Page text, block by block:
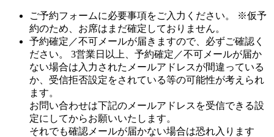
ご予約フォームに必要事項をご入力ください。
※仮予
約のため、お席はまだ確定しておりません。
予約確定／不可メールが届きますので、必ずご確認く
ださい。 3営業日以上、予約確定／不可メールが届か
ない場合は入力されたメールアドレスが間違っている
か、受信拒否設定をされている等の可能性が考えられ
ます。
お問い合わせは下記のメールアドレスを受信できる設
定にしてからお願いいたします。
それでも確認メールが届かない場合は恐れ入ります